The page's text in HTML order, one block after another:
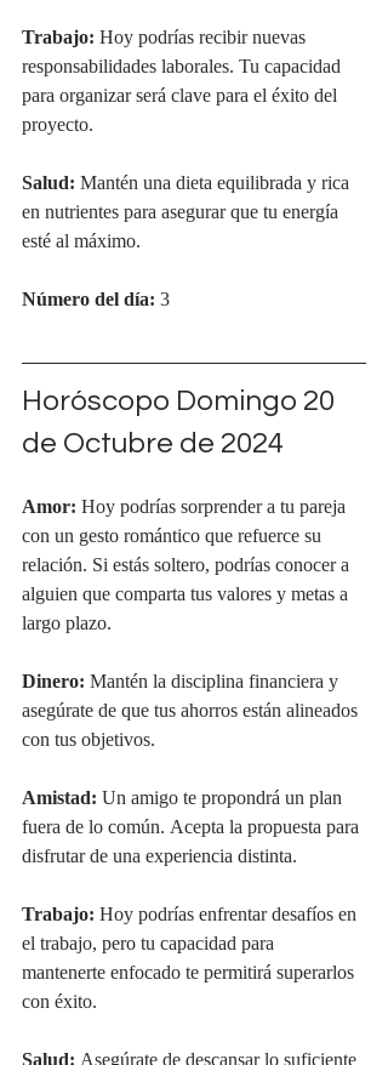
Trabajo: Hoy podrías recibir nuevas
responsabilidades laborales. Tu capacidad
para organizar será clave para el éxito del
proyecto.
Salud: Mantén una dieta equilibrada y rica
en nutrientes para asegurar que tu energía
esté al máximo.
Número del día: 3
Horóscopo Domingo 20
de Octubre de 2024
Amor: Hoy podrías sorprender a tu pareja
con un gesto romántico que refuerce su
relación. Si estás soltero, podrías conocer a
alguien que comparta tus valores y metas a
largo plazo.
Dinero: Mantén la disciplina financiera y
asegúrate de que tus ahorros están alineados
con tus objetivos.
Amistad: Un amigo te propondrá un plan
fuera de lo común. Acepta la propuesta para
disfrutar de una experiencia distinta.
Trabajo: Hoy podrías enfrentar desafíos en
el trabajo, pero tu capacidad para
mantenerte enfocado te permitirá superarlos
con éxito.